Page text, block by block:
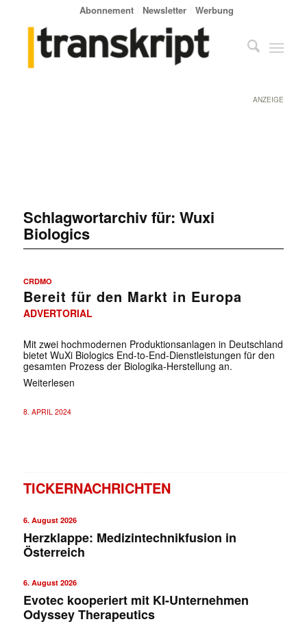
Abonnement Newsletter Werbung
ANZEIGE
Schlagwortarchiv für: Wuxi
Biologics
CRDMO
Bereit für den Markt in Europa
ADVERTORIAL
Mit zwei hochmodernen Produktionsanlagen in Deutschland
bietet WuXi Biologics End-to-End-Dienstleistungen für den
gesamten Prozess der Biologika-Herstellung an.
Weiterlesen
8. APRIL 2024
TICKERNACHRICHTEN
6. August 2026
Herzklappe: Medizintechnikfusion in
Österreich
6. August 2026
Evotec kooperiert mit KI-Unternehmen
Odyssey Therapeutics